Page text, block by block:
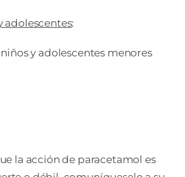
adolescentes:
y adolescentes menores
la acción de paracetamol es